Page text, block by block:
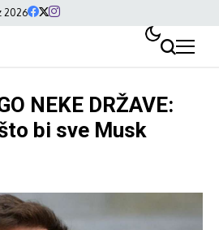
2026
NEKE DRŽAVE:
bi sve Musk